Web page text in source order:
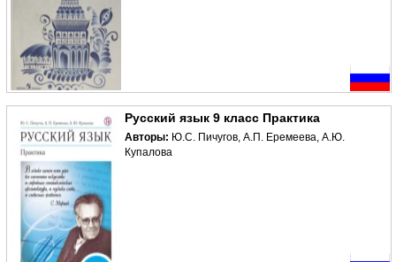
Русский язык 9 класс Практика
Авторы: Ю.С. Пичугов, А.П. Еремеева, А.Ю.
Купалова